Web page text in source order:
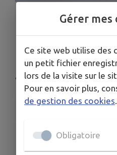
Brocante
Aulnois-en-Perthois
LIEU
Aulnois-en-Perthois
Gérer mes
Ce site web utilise des
un petit fichier
lors de la visite sur le
Pour en savoir plus,
de gestion des cookies
Obligatoire